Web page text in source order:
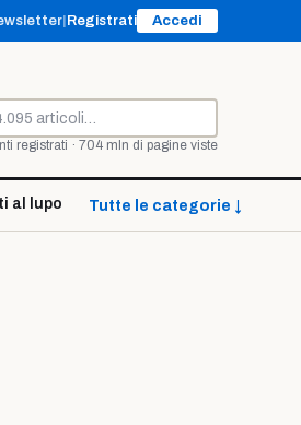
Registrati Accedi
registrati · 704 mln di pagine viste
al lupo Tutte le categorie ↓